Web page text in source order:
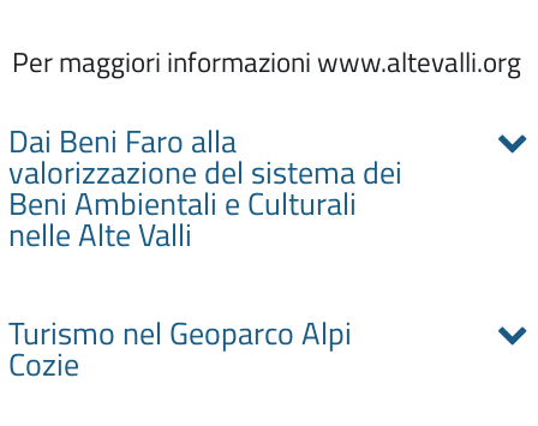
Per maggiori informazioni www.altevalli.org
Dai Beni Faro alla
valorizzazione del sistema dei
Beni Ambientali e Culturali
nelle Alte Valli
Turismo nel Geoparco Alpi
Cozie